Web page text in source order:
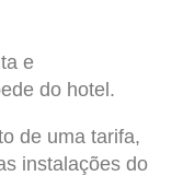
e
do hotel.
de uma tarifa,
instalações do